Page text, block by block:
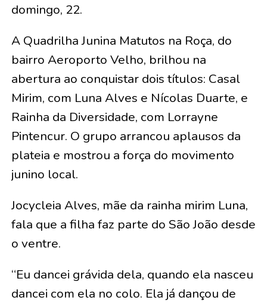
domingo, 22.
A Quadrilha Junina Matutos na Roça, do
bairro Aeroporto Velho, brilhou na
abertura ao conquistar dois títulos: Casal
Mirim, com Luna Alves e Nícolas Duarte, e
Rainha da Diversidade, com Lorrayne
Pintencur. O grupo arrancou aplausos da
plateia e mostrou a força do movimento
junino local.
Jocycleia Alves, mãe da rainha mirim Luna,
fala que a filha faz parte do São João desde
o ventre.
“Eu dancei grávida dela, quando ela nasceu
dancei com ela no colo. Ela já dançou de